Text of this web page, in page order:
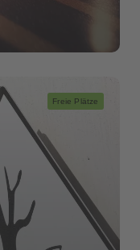
Freie Plätze